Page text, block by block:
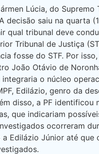
Lúcia, do
saiu na quarta
qual tribunal deve
Tribunal de Justiça
fosse do STF. Por
João Otávio de
o núcleo
Edilázio, genro da
disso, a PF
que indicariam
ocorreram
Edilázio Júnior até